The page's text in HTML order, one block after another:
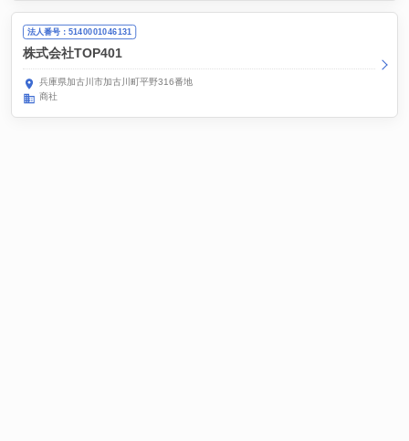
法人番号：5140001046131
株式会社TOP401
兵庫県加古川市加古川町平野316番地
商社